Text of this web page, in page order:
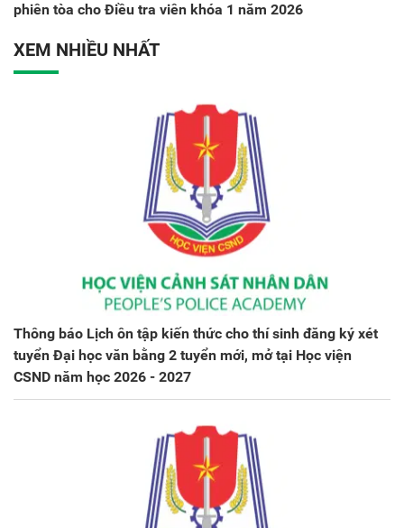
phiên tòa cho Điều tra viên khóa 1 năm 2026
XEM NHIỀU NHẤT
Thông báo Lịch ôn tập kiến thức cho thí sinh đăng ký xét
tuyển Đại học văn bằng 2 tuyển mới, mở tại Học viện
CSND năm học 2026 - 2027